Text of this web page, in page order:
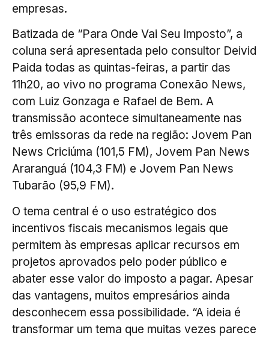
empresas.
Batizada de “Para Onde Vai Seu Imposto”, a
coluna será apresentada pelo consultor Deivid
Paida todas as quintas-feiras, a partir das
11h20, ao vivo no programa Conexão News,
com Luiz Gonzaga e Rafael de Bem. A
transmissão acontece simultaneamente nas
três emissoras da rede na região: Jovem Pan
News Criciúma (101,5 FM), Jovem Pan News
Araranguá (104,3 FM) e Jovem Pan News
Tubarão (95,9 FM).
O tema central é o uso estratégico dos
incentivos fiscais mecanismos legais que
permitem às empresas aplicar recursos em
projetos aprovados pelo poder público e
abater esse valor do imposto a pagar. Apesar
das vantagens, muitos empresários ainda
desconhecem essa possibilidade. “A ideia é
transformar um tema que muitas vezes parece